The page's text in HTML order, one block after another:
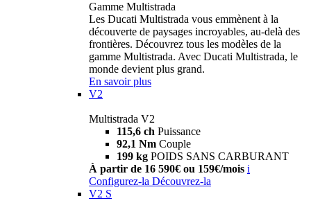
Gamme Multistrada
Les Ducati Multistrada vous emmènent à la
découverte de paysages incroyables, au-delà des
frontières. Découvrez tous les modèles de la
gamme Multistrada. Avec Ducati Multistrada, le
monde devient plus grand.
En savoir plus
V2
Multistrada V2
115,6 ch Puissance
92,1 Nm Couple
199 kg POIDS SANS CARBURANT
À partir de 16 590€ ou 159€/mois i
Configurez-la Découvrez-la
V2 S